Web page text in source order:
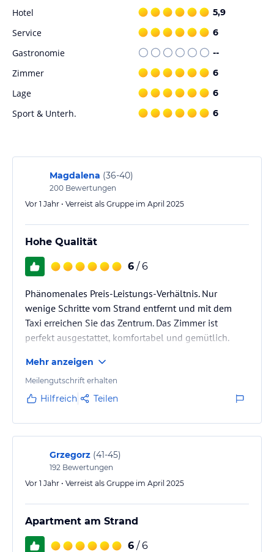
Angaben ohne Gewähr. Bitte lies vor der Buchung die
des jeweiligen Veranstalters.
Hotel 5,9
Service 6
Gastronomie --
Zimmer 6
Lage 6
Sport & Unterh. 6
Magdalena (36-40)
200 Bewertungen
Vor 1 Jahr • Verreist als Gruppe im April 2025
Hohe Qualität
6 / 6
Phänomenales Preis-Leistungs-Verhältnis. Nur
wenige Schritte vom Strand entfernt und mit dem
Taxi erreichen Sie das Zentrum. Das Zimmer ist
perfekt ausgestattet, komfortabel und gemütlich.
Mehr anzeigen
Meilengutschrift erhalten
Hilfreich Teilen
Grzegorz (41-45)
192 Bewertungen
Vor 1 Jahr • Verreist als Gruppe im April 2025
Apartment am Strand
6 / 6